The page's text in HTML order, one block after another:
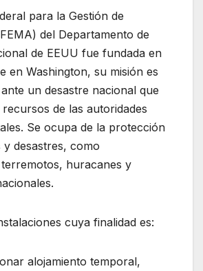
para la Gestión de
del Departamento de
de EEUU fue fundada en
en Washington, su misión es
un desastre nacional que
de las autoridades
Se ocupa de la protección
desastres, como
huracanes y
cuya finalidad es:
alojamiento temporal,